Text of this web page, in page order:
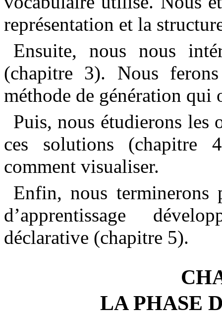
représentation et la
Ensuite, nous nous
(chapitre 3). Nous
méthode de génération qui
Puis, nous étudierons les
ces solutions (chapitre
comment visualiser.
Enfin, nous terminerons
d’apprentissage
déclarative (chapitre 5).
LA PHASE